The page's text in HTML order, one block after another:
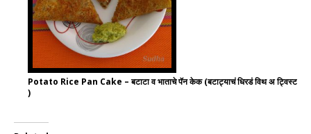
Potato Rice Pan Cake – बटाटा व भाताचे पॅन केक (बटाट्याचं धिरडं विथ अ ट्विस्ट
)